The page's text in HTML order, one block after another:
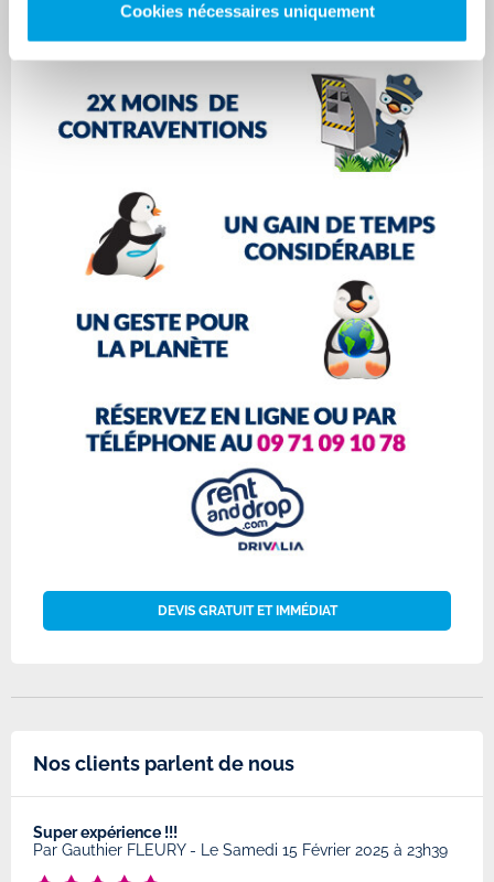
Cookies nécessaires uniquement
DEVIS GRATUIT ET IMMÉDIAT
Nos clients parlent de nous
Super expérience !!!
Par Gauthier FLEURY- Le Samedi 15 Février 2025 à 23h39